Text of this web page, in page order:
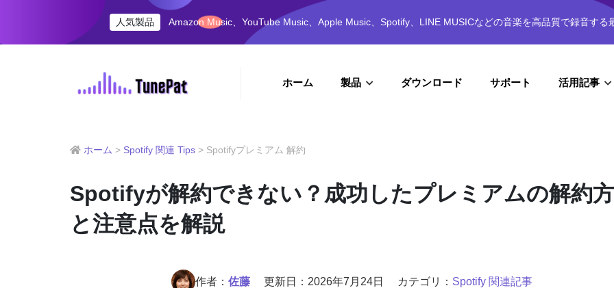
人気製品 Amazon Music、YouTube Music、Apple Music、Spotify、LINE MUSICなどの音楽を高品質で録音す
ホーム 製品 ダウンロード サポート 活用記事
ホーム > Spotify 関連 Tips > Spotifyプレミアム 解約
Spotifyが解約できない？成功したプレミアムの解約
と注意点を解説
作者： 佐藤 更新日：2026年7月24日 カテゴリ： Spotify 関連記事